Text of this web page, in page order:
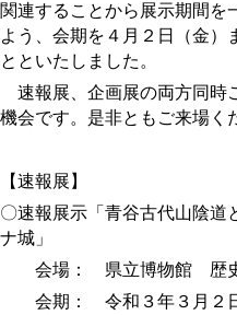
関連することから展示期間を
よう、会期を４月２日（金）
とといたしました。
速報展、企画展の両方同時
機会です。是非ともご来場く
【速報展】
〇速報展示「青谷古代山陰道
ナ城」
会場： 県立博物館 歴
会期： 令和３年３月２日